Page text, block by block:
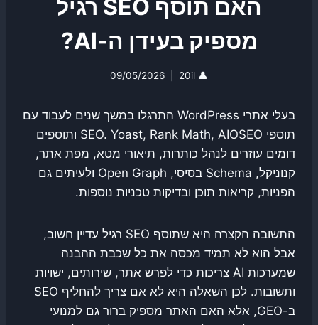
האם תוסף SEO רגיל
מספיק בעידן ה-AI?
👤
20il
09/05/2026
בעלי אתרי WordPress התרגלו במשך שנים לעבוד עם
תוספי SEO. Yoast, Rank Math, AIOSEO ותוספים
דומים עוזרים לנהל כותרות, תיאורי מטא, מפת אתר,
קנוניקל, Schema בסיסי, Open Graph ולעיתים גם
הפניות, קריאות תוכן ובדיקות טכניות נוספות.
התשובה הקצרה היא שתוסף SEO רגיל עדיין חשוב,
אבל הוא לא תמיד מכסה את כל שכבת ההבנה
שמערכות AI צריכות כדי לפרש אתר, שירותים, ישויות
ותשובות. לכן השאלה היא לא אם צריך להחליף SEO
ב-GEO, אלא האם האתר מספיק ברור גם למנועי